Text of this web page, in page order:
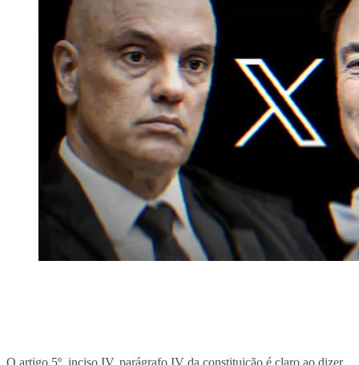
O artigo 5º, inciso IV, parágrafo IV da constituição é claro ao dizer